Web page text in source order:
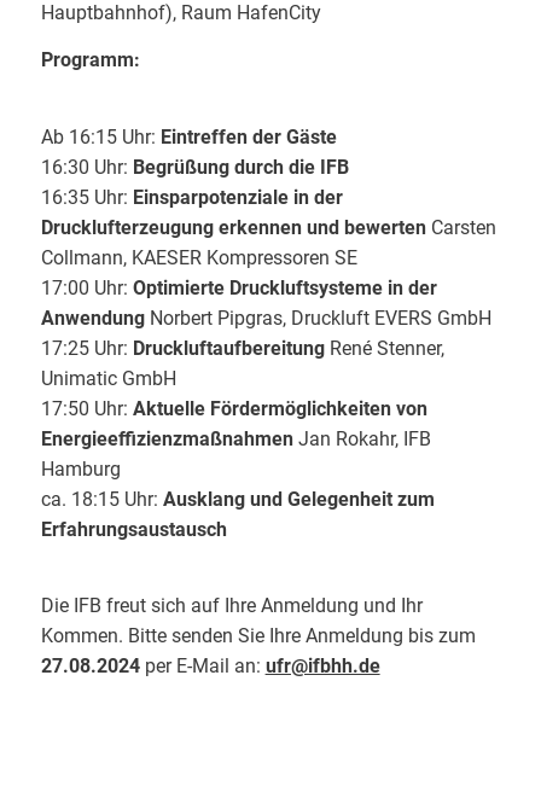
Hauptbahnhof), Raum HafenCity
Programm:
Ab 16:15 Uhr: Eintreffen der Gäste
16:30 Uhr: Begrüßung durch die IFB
16:35 Uhr: Einsparpotenziale in der
Drucklufterzeugung erkennen und bewertenCarsten
Collmann, KAESER Kompressoren SE
17:00 Uhr: Optimierte Druckluftsysteme in der
Anwendung Norbert Pipgras, Druckluft EVERS GmbH
17:25 Uhr: DruckluftaufbereitungRené Stenner,
Unimatic GmbH
17:50 Uhr: Aktuelle Fördermöglichkeiten von
EnergieeffizienzmaßnahmenJan Rokahr, IFB
Hamburg
ca. 18:15 Uhr: Ausklang und Gelegenheit zum
Erfahrungsaustausch
Die IFB freut sich auf Ihre Anmeldung und Ihr
Kommen. Bitte senden Sie Ihre Anmeldung bis zum
27.08.2024per E-Mail an: ufr@ifbhh.de